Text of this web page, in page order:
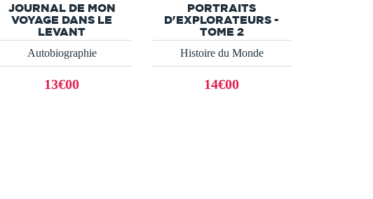
JOURNAL DE MON
VOYAGE DANS LE
LEVANT
Autobiographie
13€00
PORTRAITS
D'EXPLORATEURS -
TOME 2
Histoire du Monde
14€00